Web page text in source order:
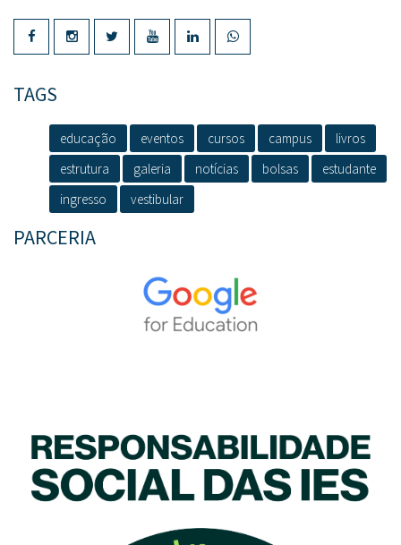
TAGS
educação eventos cursos campus
livros
estrutura
galeria notícias bolsas
estudante
ingresso
vestibular
PARCERIA